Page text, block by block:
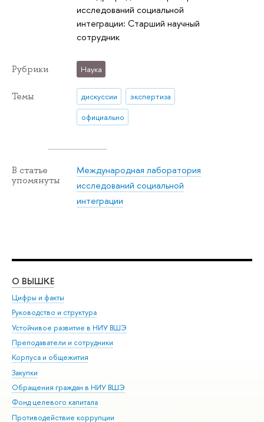
исследований социальной
интеграции: Старший научный
сотрудник
Рубрики Наука
Темы дискуссии
экспертиза
официально
В статье
упомянуты
Международная лаборатория
исследований социальной
интеграции
О ВЫШКЕ
Цифры и факты
Руководство и структура
Устойчивое развитие в НИУ ВШЭ
Преподаватели и сотрудники
Корпуса и общежития
Закупки
Обращения граждан в НИУ ВШЭ
Фонд целевого капитала
Противодействие коррупции